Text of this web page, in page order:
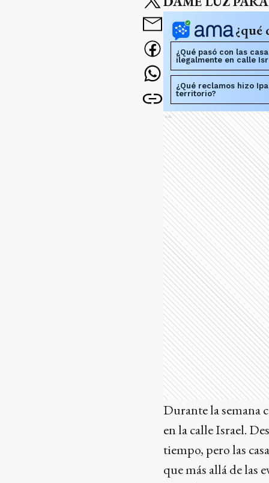
¿qué
¿Qué pasó con las
ilegalmente en calle
¿Qué reclamos hizo
territorio?
Ads
Durante la semana
en la calle Israel.
tiempo, pero las
que más allá de las